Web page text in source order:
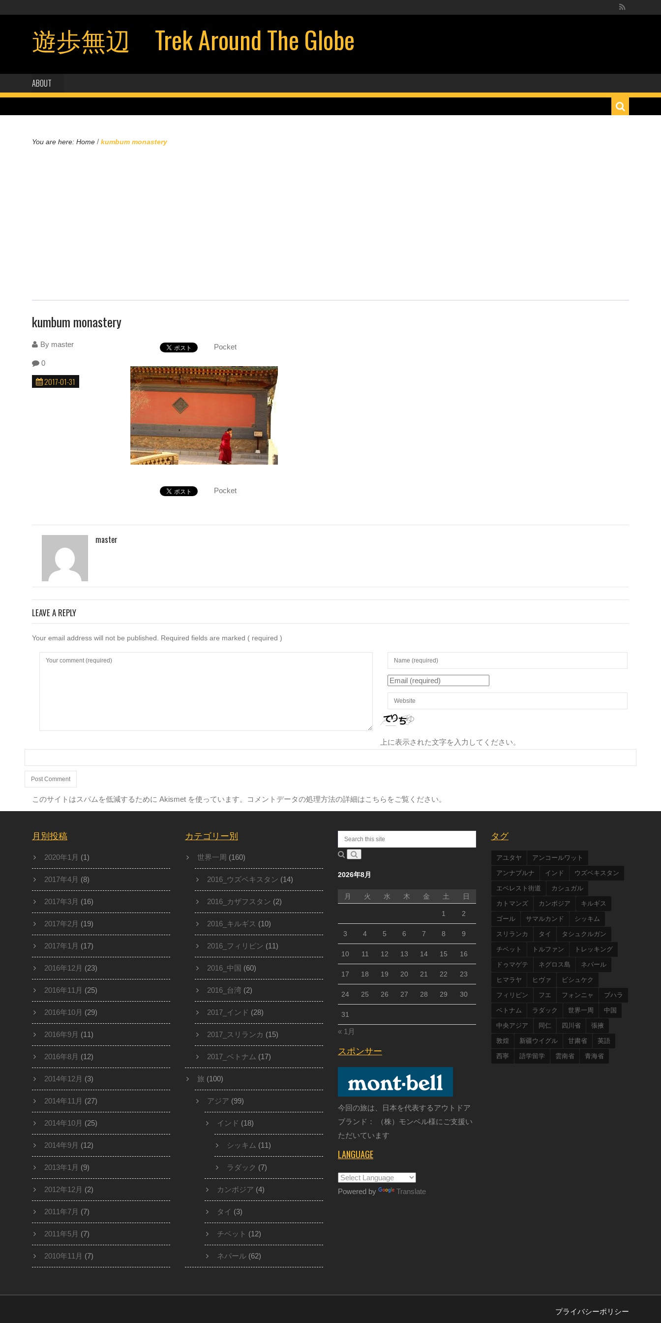
遊歩無辺 Trek Around The Globe
ABOUT
You are here: Home / kumbum monastery
kumbum monastery
By master
0
2017-01-31
Pocket
Pocket
master
LEAVE A REPLY
Your email address will not be published. Required fields are marked ( required )
上に表示された文字を入力してください。
このサイトはスパムを低減するために Akismet を使っています。 コメントデータの処理方法の詳細はこちらをご覧ください。
月別投稿
2020年1月 (1)
2017年4月 (8)
2017年3月 (16)
2017年2月 (19)
2017年1月 (17)
2016年12月 (23)
2016年11月 (25)
2016年10月 (29)
2016年9月 (11)
2016年8月 (12)
2014年12月 (3)
2014年11月 (27)
2014年10月 (25)
2014年9月 (12)
2013年1月 (9)
2012年12月 (2)
2011年7月 (7)
2011年5月 (7)
2010年11月 (7)
カテゴリー別
世界一周 (160)
2016_ウズベキスタン (14)
2016_カザフスタン (2)
2016_キルギス (10)
2016_フィリピン (11)
2016_中国 (60)
2016_台湾 (2)
2017_インド (28)
2017_スリランカ (15)
2017_ベトナム (17)
旅 (100)
アジア (99)
インド (18)
シッキム (11)
ラダック (7)
カンボジア (4)
タイ (3)
チベット (12)
ネパール (62)
2026年8月
月 火 水 木 金 土 日
1 2
3 4 5 6 7 8 9
10 11 12 13 14 15 16
17 18 19 20 21 22 23
24 25 26 27 28 29 30
31
« 1月
スポンサー
今回の旅は、日本を代表するアウトドア
ブランド： （株）モンベル様にご支援い
ただいています
LANGUAGE
Powered by Translate
タグ
アユタヤ アンコールワット
アンナプルナ インド ウズベキスタン
エベレスト街道 カシュガル
カトマンズ カンボジア キルギス
ゴール サマルカンド シッキム
スリランカ タイ タシュクルガン
チベット トルファン トレッキング
ドゥマゲテ ネグロス島 ネパール
ヒマラヤ ヒヴァ ビシュケク
フィリピン フエ フォンニャ ブハラ
ベトナム ラダック 世界一周 中国
中央アジア 同仁 四川省 張掖
敦煌 新疆ウイグル 甘粛省 英語
西寧 語学留学 雲南省 青海省
プライバシーポリシー